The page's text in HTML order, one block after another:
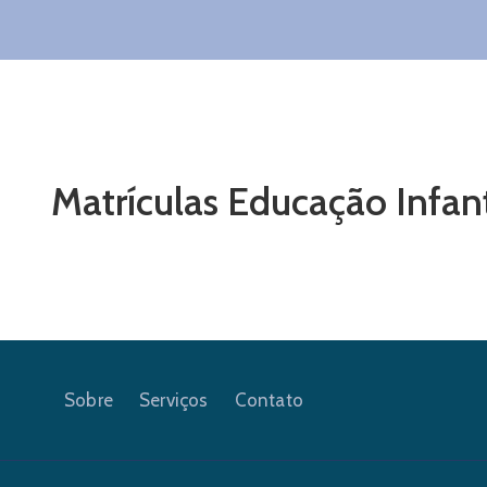
Matrículas Educação
Sobre Serviços Contato